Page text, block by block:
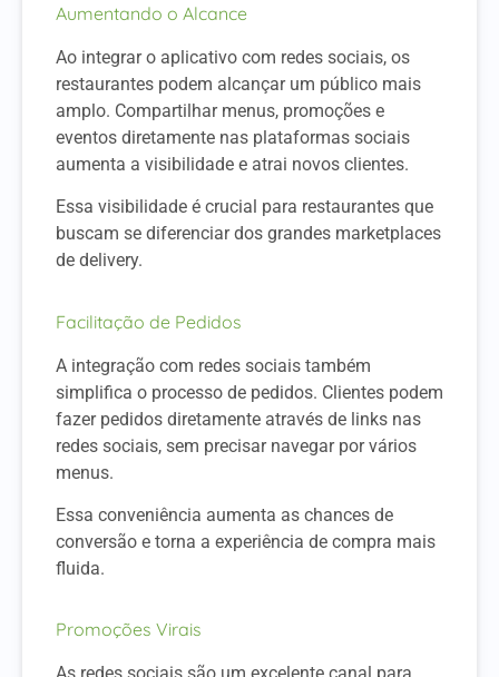
Aumentando o Alcance
Ao integrar o aplicativo com redes sociais, os
restaurantes podem alcançar um público mais
amplo. Compartilhar menus, promoções e
eventos diretamente nas plataformas sociais
aumenta a visibilidade e atrai novos clientes.
Essa visibilidade é crucial para restaurantes que
buscam se diferenciar dos grandes marketplaces
de delivery.
Facilitação de Pedidos
A integração com redes sociais também
simplifica o processo de pedidos. Clientes podem
fazer pedidos diretamente através de links nas
redes sociais, sem precisar navegar por vários
menus.
Essa conveniência aumenta as chances de
conversão e torna a experiência de compra mais
fluida.
Promoções Virais